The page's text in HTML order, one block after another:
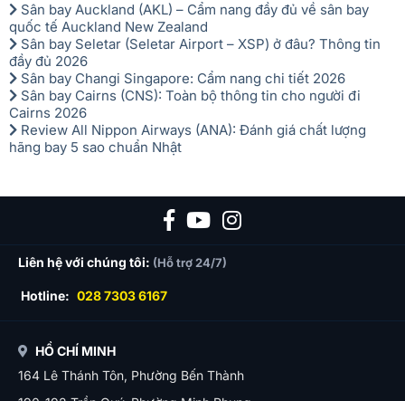
Sân bay Auckland (AKL) – Cẩm nang đầy đủ về sân bay
quốc tế Auckland New Zealand
Sân bay Seletar (Seletar Airport – XSP) ở đâu? Thông tin
đầy đủ 2026
Sân bay Changi Singapore: Cẩm nang chi tiết 2026
Sân bay Cairns (CNS): Toàn bộ thông tin cho người đi
Cairns 2026
Review All Nippon Airways (ANA): Đánh giá chất lượng
hãng bay 5 sao chuẩn Nhật
Liên hệ với chúng tôi: (Hỗ trợ 24/7)
Hotline: 028 7303 6167
HỒ CHÍ MINH
164 Lê Thánh Tôn, Phường Bến Thành